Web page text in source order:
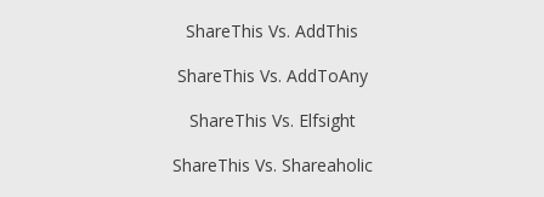
ShareThis Vs. AddThis
ShareThis Vs. AddToAny
ShareThis Vs. Elfsight
ShareThis Vs. Shareaholic